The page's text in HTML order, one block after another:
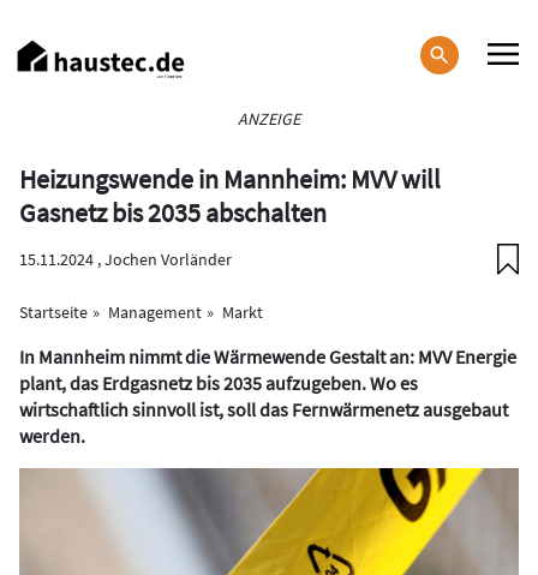
zum
Inhalt
ANZEIGE
Heizungswende in Mannheim: MVV will
Gasnetz bis 2035 abschalten
15.11.2024 ,Jochen Vorländer
Startseite Management Markt
In Mannheim nimmt die Wärmewende Gestalt an: MVV Energie
plant, das Erdgasnetz bis 2035 aufzugeben. Wo es
wirtschaftlich sinnvoll ist, soll das Fernwärmenetz ausgebaut
werden.